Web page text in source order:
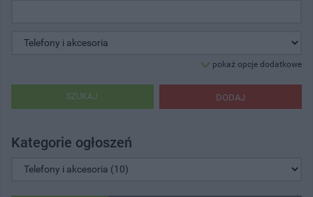
pokaż opcje dodatkowe
DODAJ
SZUKAJ
Kategorie ogłoszeń